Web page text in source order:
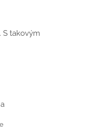
S takovým